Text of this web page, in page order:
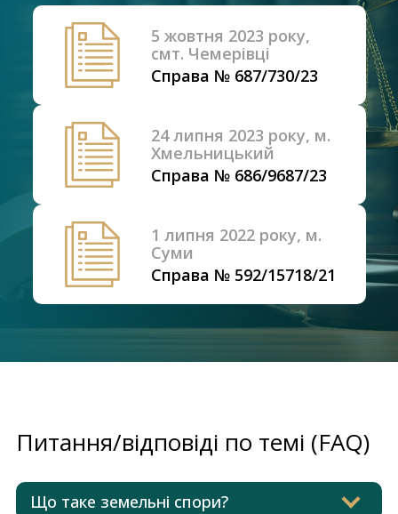
5 жовтня 2023 року,
смт. Чемерівці
Справа № 687/730/23
24 липня 2023 року, м.
Хмельницький
Справа № 686/9687/23
1 липня 2022 року, м.
Суми
Справа № 592/15718/21
Питання/відповіді по темі (FAQ)
Що таке земельні спори?